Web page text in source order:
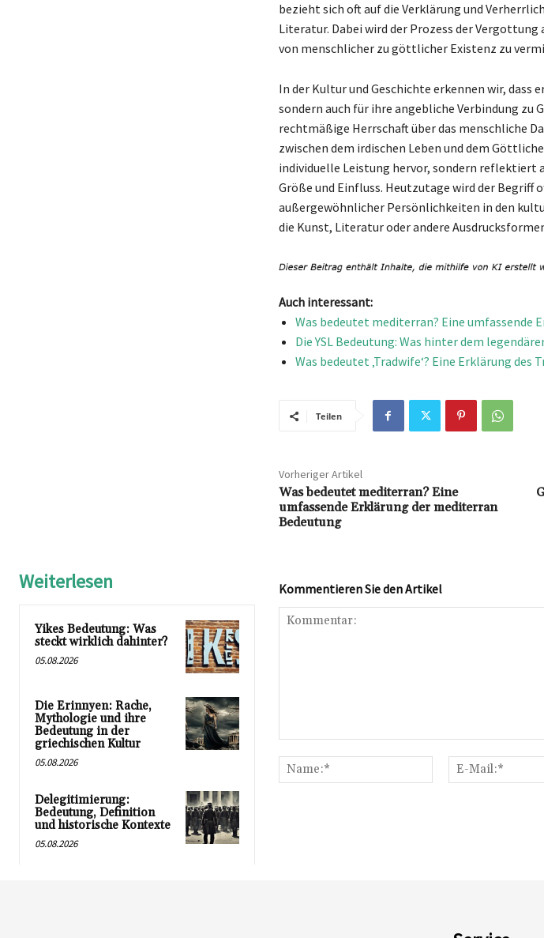
bezieht sich oft auf die Verklärung und
Literatur. Dabei wird der Prozess der
von menschlicher zu göttlicher Existenz zu
In der Kultur und Geschichte erkennen wir,
sondern auch für ihre angebliche Verbindung
rechtmäßige Herrschaft über das menschliche
zwischen dem irdischen Leben und dem
individuelle Leistung hervor, sondern reflektiert
Größe und Einfluss. Heutzutage wird der Begriff
außergewöhnlicher Persönlichkeiten in den
die Kunst, Literatur oder andere
Auch interessant:
Was bedeutet mediterran? Eine umfassende
Die YSL Bedeutung: Was hinter dem
Was bedeutet ‚Tradwife‘? Eine Erklärung des
Teilen
Vorheriger Artikel
Was bedeutet mediterran? Eine
umfassende Erklärung der mediterran
Bedeutung
Weiterlesen
Yikes Bedeutung: Was
steckt wirklich dahinter?
05.08.2026
Die Erinnyen: Rache,
Mythologie und ihre
Bedeutung in der
griechischen Kultur
05.08.2026
Delegitimierung:
Bedeutung, Definition
und historische Kontexte
05.08.2026
Kommentieren Sie den Artikel
Name:*